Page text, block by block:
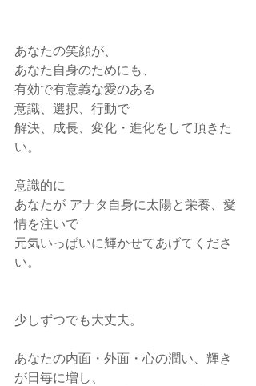
あなたの笑顔が、
あなた自身のためにも、
有効で有意義な愛のある
意識、選択、行動で
解決、成長、変化・進化をして頂きた
い。
意識的に
あなたが アナタ自身に太陽と栄養、愛
情を注いで
元気いっぱいに輝かせてあげてくださ
い。
少しずつでも大丈夫。
あなたの内面・外面・心の潤い、輝き
が日毎に増し、